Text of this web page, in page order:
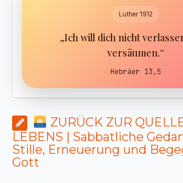
Luther 1912
„Ich will dich nicht
versäumen.“
Hebräer 13,5
ZURÜCK ZUR
LEBENS | Sabbatliche
Stille, Erneuerung und
Gott